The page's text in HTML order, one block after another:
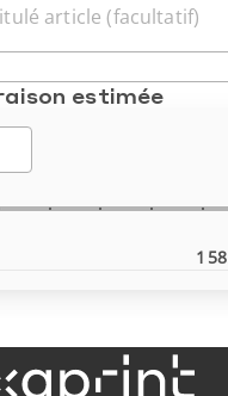
article (facultatif)
estimée
1